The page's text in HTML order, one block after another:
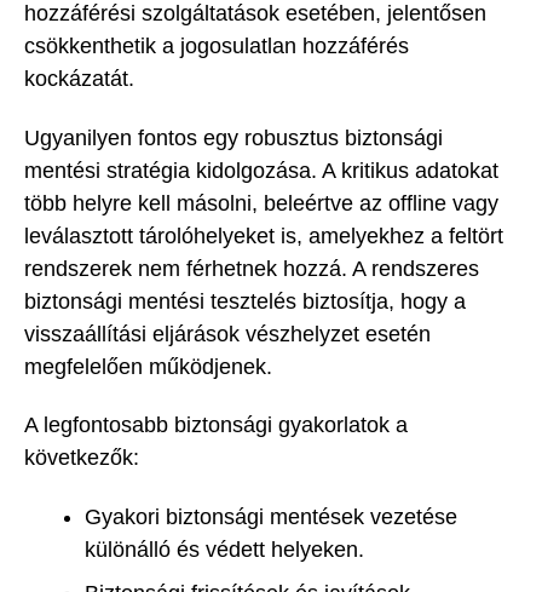
hozzáférési szolgáltatások esetében, jelentősen
csökkenthetik a jogosulatlan hozzáférés
kockázatát.
Ugyanilyen fontos egy robusztus biztonsági
mentési stratégia kidolgozása. A kritikus adatokat
több helyre kell másolni, beleértve az offline vagy
leválasztott tárolóhelyeket is, amelyekhez a feltört
rendszerek nem férhetnek hozzá. A rendszeres
biztonsági mentési tesztelés biztosítja, hogy a
visszaállítási eljárások vészhelyzet esetén
megfelelően működjenek.
A legfontosabb biztonsági gyakorlatok a
következők:
Gyakori biztonsági mentések vezetése
különálló és védett helyeken.